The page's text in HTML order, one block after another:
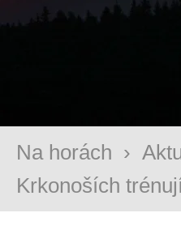
Na horách ›
Krkonoších